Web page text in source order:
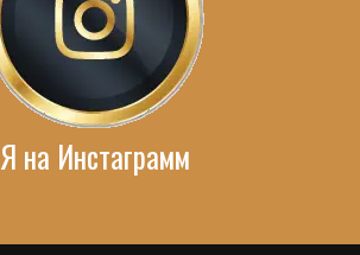
Я на Инстаграмм